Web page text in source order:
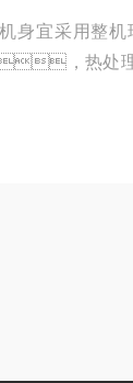
宜采用整机
，热处
；引水渠